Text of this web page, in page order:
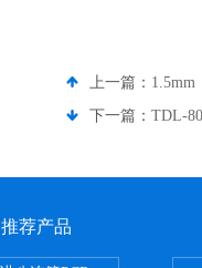
上一篇： 1.5mm
下一篇： TDL-
推荐产品